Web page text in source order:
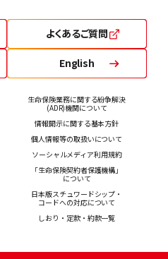
よくあるご質問
English
生命保険業務に関する紛争解決
(ADR)機関について
情報開示に関する基本方針
個人情報等の取扱いについて
ソーシャルメディア利用規約
「生命保険契約者保護機構」
について
日本版スチュワードシップ・
コードへの対応について
しおり・定款・約款一覧